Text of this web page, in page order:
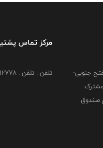
جنوبی-
امور مشترک
صندوق
مرکز تماس
تلفن : تلفن : 02191212778